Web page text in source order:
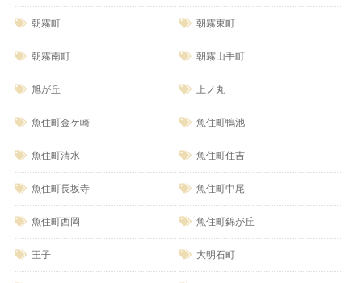
朝霧町 朝霧東町
朝霧南町 朝霧山手町
旭が丘 上ノ丸
魚住町金ケ崎 魚住町鴨池
魚住町清水 魚住町住吉
魚住町長坂寺 魚住町中尾
魚住町西岡 魚住町錦が丘
王子 大明石町